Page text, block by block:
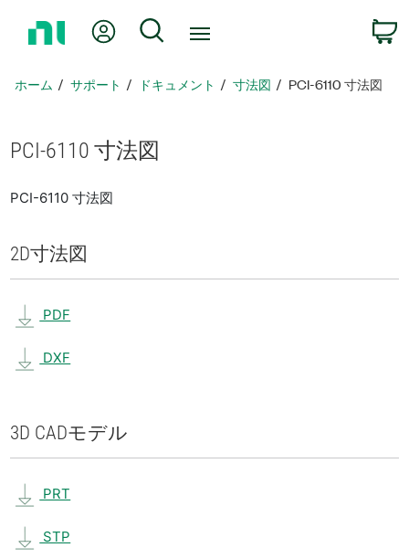
ペ
に
戻
Myアカウント
検索
ホーム サポート ドキュメント 寸法図 PCI-6110 寸法図
PCI-6110 寸法図
PCI-6110 寸法図
2D寸法図
PDF
DXF
3D CADモデル
PRT
STP